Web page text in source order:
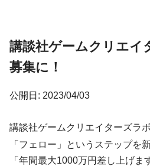
講談社ゲームクリエイ
募集に！
公開日: 2023/04/03
講談社ゲームクリエイターズラ
「フェロー」というステップを
「年間最大1000万円差し上げま